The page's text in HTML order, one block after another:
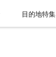
目的地特集